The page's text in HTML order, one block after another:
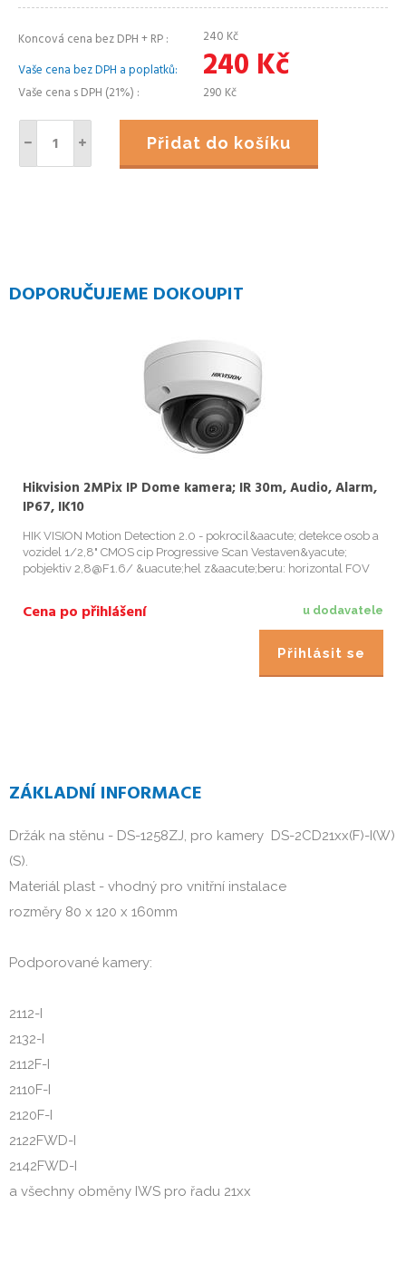
Koncová cena bez DPH + RP 240 Kč
Vaše cena bez DPH a poplatků
240 Kč
Vaše cena s DPH (21%) 290 Kč
Přidat do košíku
DOPORUČUJEME DOKOUPIT
Hikvision 2MPix IP Dome kamera; IR 30m, Audio, Alarm,
IP67, IK10
HIK VISION Motion Detection 2.0 - pokrocil&aacute; detekce osob a
vozidel 1/2,8" CMOS cip Progressive Scan Vestaven&yacute;
pobjektiv 2,8@F1.6/ &uacute;hel z&aacute;beru: horizontal FOV
u dodavatele
Cena po přihlášení
Přihlásit se
ZÁKLADNÍ INFORMACE
Držák na stěnu - DS-1258ZJ, pro kamery DS-2CD21xx(F)-I(W)
(S).
Materiál plast - vhodný pro vnitřní instalace
rozměry 80 x 120 x 160mm
Podporované kamery:
2112-I
2132-I
2112F-I
2110F-I
2120F-I
2122FWD-I
2142FWD-I
a všechny obměny IWS pro řadu 21xx